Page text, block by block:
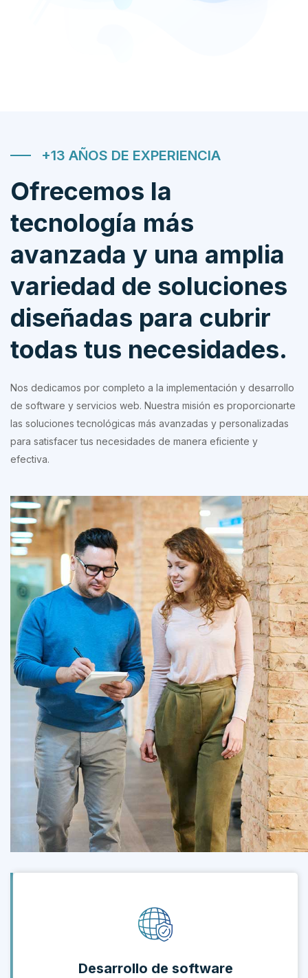
+13 AÑOS DE EXPERIENCIA
Ofrecemos la
tecnología más
avanzada y una amplia
variedad de soluciones
diseñadas para cubrir
todas tus necesidades.
Nos dedicamos por completo a la implementación y desarrollo
de software y servicios web. Nuestra misión es proporcionarte
las soluciones tecnológicas más avanzadas y personalizadas
para satisfacer tus necesidades de manera eficiente y
efectiva.
Desarrollo de software